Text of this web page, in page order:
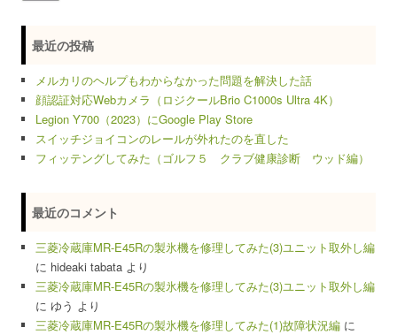
最近の投稿
メルカリのヘルプもわからなかった問題を解決した話
顔認証対応Webカメラ（ロジクールBrio C1000s Ultra 4K）
Legion Y700（2023）にGoogle Play Store
スイッチジョイコンのレールが外れたのを直した
フィッテングしてみた（ゴルフ５ クラブ健康診断 ウッド編）
最近のコメント
三菱冷蔵庫MR-E45Rの製氷機を修理してみた(3)ユニット取外し編
に hideaki tabata より
三菱冷蔵庫MR-E45Rの製氷機を修理してみた(3)ユニット取外し編
に ゆう より
三菱冷蔵庫MR-E45Rの製氷機を修理してみた(1)故障状況編 に